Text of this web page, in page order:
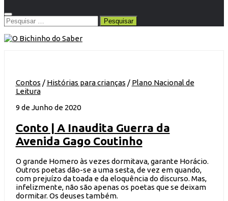
Pesquisar
por:
Contos / Histórias para crianças / Plano Nacional de
Leitura
9 de Junho de 2020
Conto | A Inaudita Guerra da
Avenida Gago Coutinho
O grande Homero às vezes dormitava, garante Horácio.
Outros poetas dão-se a uma sesta, de vez em quando,
com prejuízo da toada e da eloquência do discurso. Mas,
infelizmente, não são apenas os poetas que se deixam
dormitar. Os deuses também.